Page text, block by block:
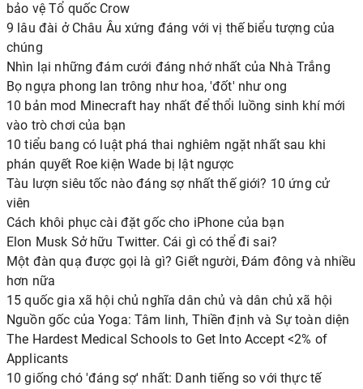
bảo vệ Tổ quốc Crow
9 lâu đài ở Châu Âu xứng đáng với vị thế biểu tượng của
chúng
Nhìn lại những đám cưới đáng nhớ nhất của Nhà Trắng
Bọ ngựa phong lan trông như hoa, 'đốt' như ong
10 bản mod Minecraft hay nhất để thổi luồng sinh khí mới
vào trò chơi của bạn
10 tiểu bang có luật phá thai nghiêm ngặt nhất sau khi
phán quyết Roe kiện Wade bị lật ngược
Tàu lượn siêu tốc nào đáng sợ nhất thế giới? 10 ứng cử
viên
Cách khôi phục cài đặt gốc cho iPhone của bạn
Elon Musk Sở hữu Twitter. Cái gì có thể đi sai?
Một đàn quạ được gọi là gì? Giết người, Đám đông và nhiều
hơn nữa
15 quốc gia xã hội chủ nghĩa dân chủ và dân chủ xã hội
Nguồn gốc của Yoga: Tâm linh, Thiền định và Sự toàn diện
The Hardest Medical Schools to Get Into Accept <2% of
Applicants
10 giống chó 'đáng sợ' nhất: Danh tiếng so với thực tế